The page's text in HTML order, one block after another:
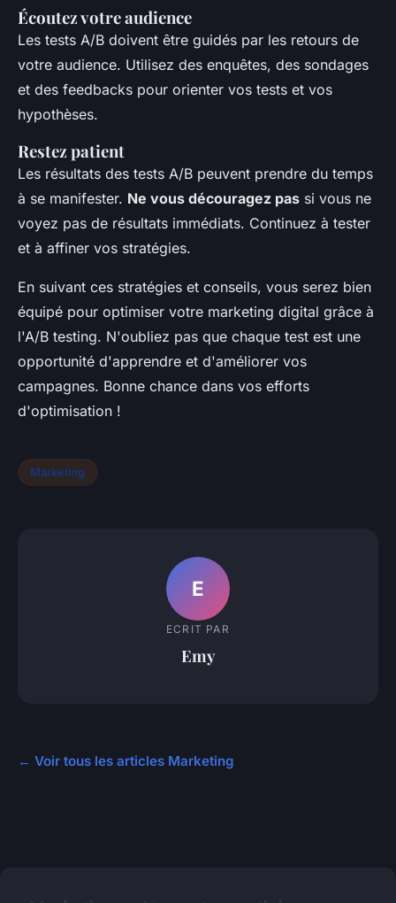
Écoutez votre audience
Les tests A/B doivent être guidés par les retours de
votre audience. Utilisez des enquêtes, des sondages
et des feedbacks pour orienter vos tests et vos
hypothèses.
Restez patient
Les résultats des tests A/B peuvent prendre du temps
à se manifester. Ne vous découragez pas si vous ne
voyez pas de résultats immédiats. Continuez à tester
et à affiner vos stratégies.
En suivant ces stratégies et conseils, vous serez bien
équipé pour optimiser votre marketing digital grâce à
l'A/B testing. N'oubliez pas que chaque test est une
opportunité d'apprendre et d'améliorer vos
campagnes. Bonne chance dans vos efforts
d'optimisation !
Marketing
E
ECRIT PAR
Emy
← Voir tous les articles Marketing